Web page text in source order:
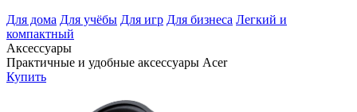
Для дома Для учёбы Для игр Для бизнеса Легкий и
компактный
Аксессуары
Практичные и удобные аксессуары Acer
Купить